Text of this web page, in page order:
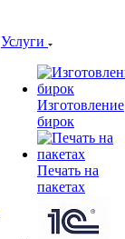
Услуги
Изготовление
бирок
Печать на
пакетах